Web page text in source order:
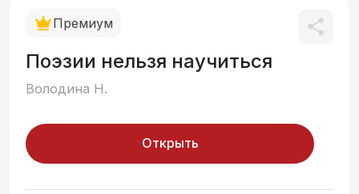
Премиум
Поэзии нельзя научиться
Володина Н.
Открыть